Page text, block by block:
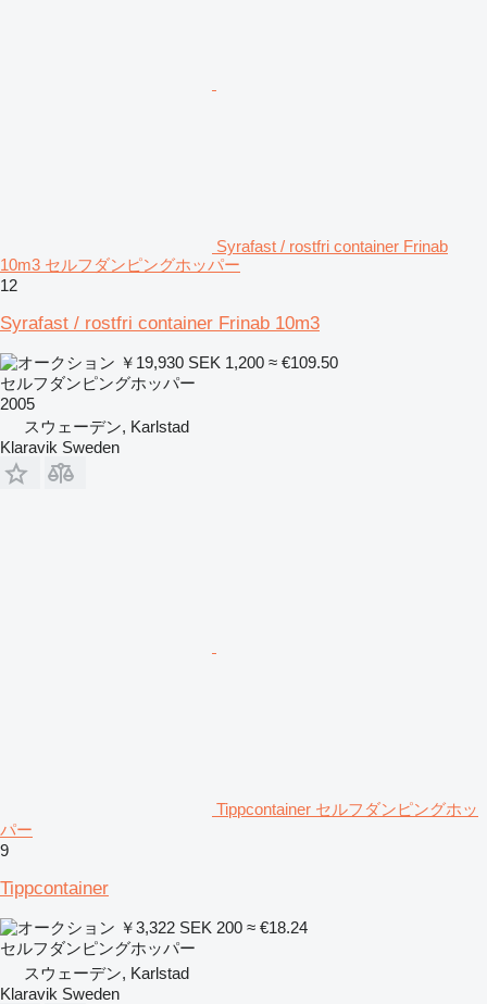
Syrafast / rostfri container Frinab
10m3 セルフダンピングホッパー
12
Syrafast / rostfri container Frinab 10m3
￥19,930 SEK 1,200 ≈ €109.50
セルフダンピングホッパー
2005
スウェーデン, Karlstad
Klaravik Sweden
Tippcontainer セルフダンピングホッ
パー
9
Tippcontainer
￥3,322 SEK 200 ≈ €18.24
セルフダンピングホッパー
スウェーデン, Karlstad
Klaravik Sweden